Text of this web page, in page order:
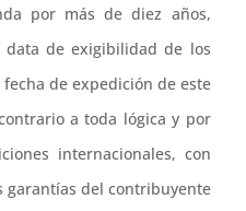
por más de diez años,
data de exigibilidad de los
de expedición de este
a toda lógica y por
internacionales, con
garantías del contribuyente